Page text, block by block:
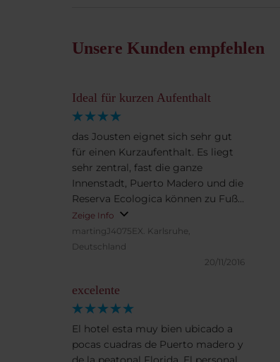
Unsere Kunden empfehlen
Ideal für kurzen Aufenthalt
das Jousten eignet sich sehr gut
für einen Kurzaufenthalt. Es liegt
sehr zentral, fast die ganze
Innenstadt, Puerto Madero und die
Reserva Ecologica können zu Fuß
erreicht werden. U-Bahn Station
und Haltepunkt vieler Buslinien
liegen vor dem Haus. Durch die
Lage an der Avenida Corrientes ist
Ausgezeichnetes Frühstücksbuffet.
Insgesamt sehr empfehlenswert.
Zeige Info
martingJ4075EX. Karlsruhe,
Deutschland
20/11/2016
excelente
El hotel esta muy bien ubicado a
pocas cuadras de Puerto madero y